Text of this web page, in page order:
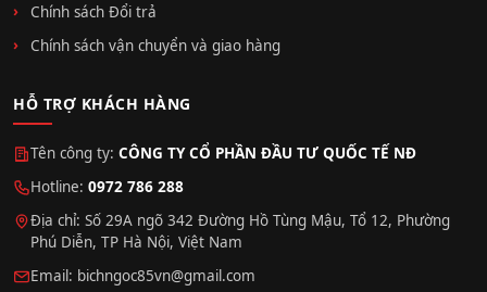
Chính sách Đổi trả
Chính sách vận chuyển và giao hàng
HỖ TRỢ KHÁCH HÀNG
Tên công ty: CÔNG TY CỔ PHẦN ĐẦU TƯ QUỐC TẾ NĐ
Hotline: 0972 786 288
Địa chỉ: Số 29A ngõ 342 Đường Hồ Tùng Mậu, Tổ 12, Phường
Phú Diễn, TP Hà Nội, Việt Nam
Email: bichngoc85vn@gmail.com